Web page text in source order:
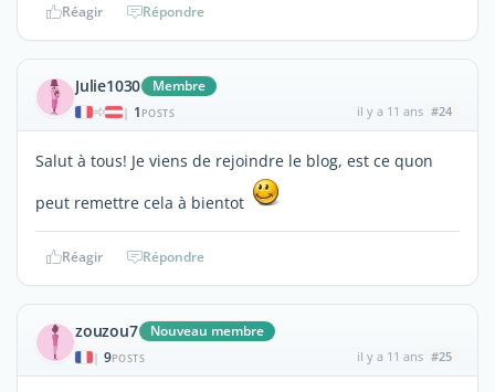
Réagir Répondre
Julie1030 Membre
| 1 POSTS il y a 11 ans #24
Salut à tous! Je viens de rejoindre le blog, est ce quon
peut remettre cela à bientot
Réagir Répondre
zouzou7 Nouveau membre
| 9POSTS il y a 11 ans #25